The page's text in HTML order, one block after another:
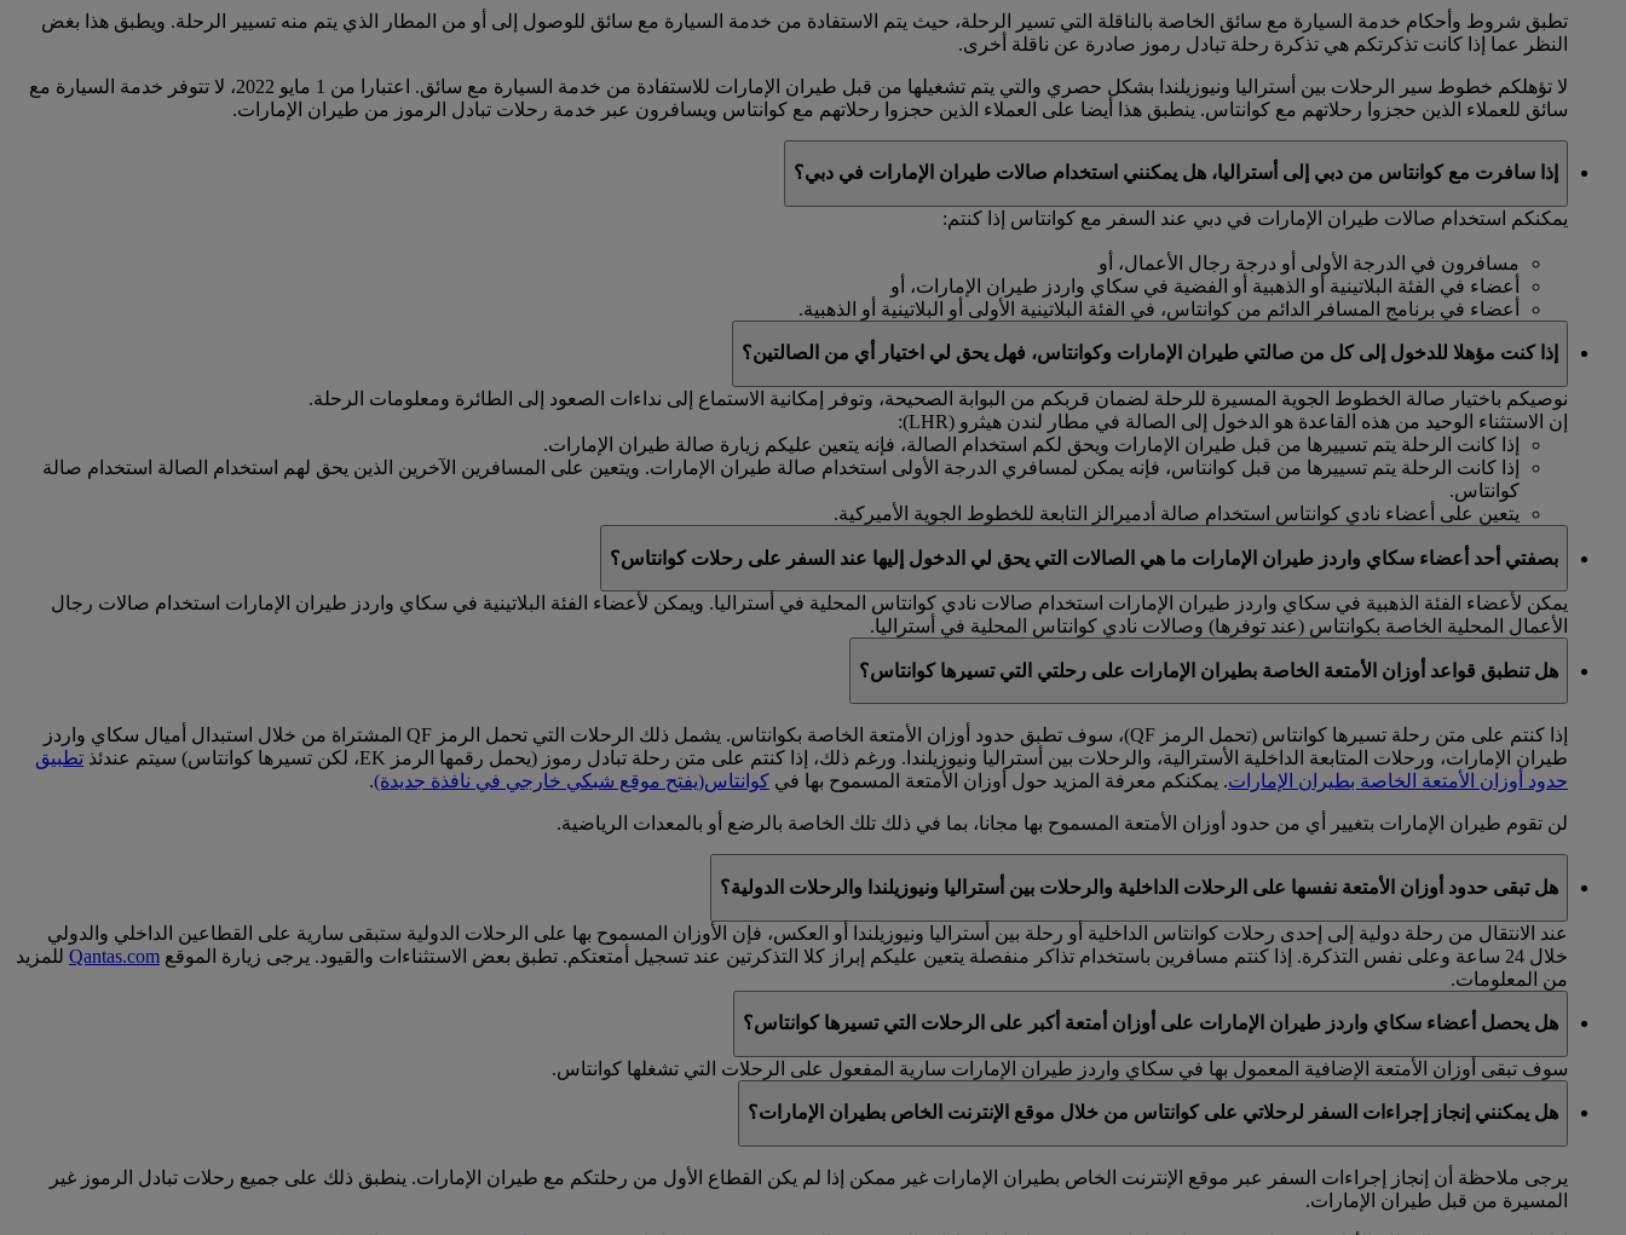
تطبق شروط وأحكام خدمة السيارة مع سائق الخاصة بالناقلة التي تسير الرحلة، حيث يتم الاستفادة من خدمة السيارة مع سائق للوصول إلى أو من المطار الذي يتم منه تسيير الرحلة. ويطبق هذا بغض
النظر عما إذا كانت تذكرتكم هي تذكرة رحلة تبادل رموز صادرة عن ناقلة أخرى.
لا تؤهلكم خطوط سير الرحلات بين أستراليا ونيوزيلندا بشكل حصري والتي يتم تشغيلها من قبل طيران الإمارات للاستفادة من خدمة السيارة مع سائق. اعتبارا من 1 مايو 2022، لا تتوفر خدمة السيارة مع
سائق للعملاء الذين حجزوا رحلاتهم مع كوانتاس. ينطبق هذا أيضا على العملاء الذين حجزوا رحلاتهم مع كوانتاس ويسافرون عبر خدمة رحلات تبادل الرموز من طيران الإمارات.
إذا سافرت مع كوانتاس من دبي إلى أستراليا، هل يمكنني استخدام صالات طيران الإمارات في دبي؟
يمكنكم استخدام صالات طيران الإمارات في دبي عند السفر مع كوانتاس إذا كنتم:
مسافرون في الدرجة الأولى أو درجة رجال الأعمال، أو
أعضاء في الفئة البلاتينية أو الذهبية أو الفضية في سكاي واردز طيران الإمارات، أو
أعضاء في برنامج المسافر الدائم من كوانتاس، في الفئة البلاتينية الأولى أو البلاتينية أو الذهبية.
إذا كنت مؤهلا للدخول إلى كل من صالتي طيران الإمارات وكوانتاس، فهل يحق لي اختيار أي من الصالتين؟
نوصيكم باختيار صالة الخطوط الجوية المسيرة للرحلة لضمان قربكم من البوابة الصحيحة، وتوفر إمكانية الاستماع إلى نداءات الصعود إلى الطائرة ومعلومات الرحلة.
إن الاستثناء الوحيد من هذه القاعدة هو الدخول إلى الصالة في مطار لندن هيثرو (LHR):
إذا كانت الرحلة يتم تسييرها من قبل طيران الإمارات ويحق لكم استخدام الصالة، فإنه يتعين عليكم زيارة صالة طيران الإمارات.
إذا كانت الرحلة يتم تسييرها من قبل كوانتاس، فإنه يمكن لمسافري الدرجة الأولى استخدام صالة طيران الإمارات. ويتعين على المسافرين الآخرين الذين يحق لهم استخدام الصالة استخدام صالة
كوانتاس.
يتعين على أعضاء نادي كوانتاس استخدام صالة أدميرالز التابعة للخطوط الجوية الأميركية.
بصفتي أحد أعضاء سكاي واردز طيران الإمارات ما هي الصالات التي يحق لي الدخول إليها عند السفر على رحلات كوانتاس؟
يمكن لأعضاء الفئة الذهبية في سكاي واردز طيران الإمارات استخدام صالات نادي كوانتاس المحلية في أستراليا. ويمكن لأعضاء الفئة البلاتينية في سكاي واردز طيران الإمارات استخدام صالات رجال
الأعمال المحلية الخاصة بكوانتاس (عند توفرها) وصالات نادي كوانتاس المحلية في أستراليا.
هل تنطبق قواعد أوزان الأمتعة الخاصة بطيران الإمارات على رحلتي التي تسيرها كوانتاس؟
إذا كنتم على متن رحلة تسيرها كوانتاس (تحمل الرمز QF)، سوف تطبق حدود أوزان الأمتعة الخاصة بكوانتاس. يشمل ذلك الرحلات التي تحمل الرمز QF المشتراة من خلال استبدال أميال سكاي واردز
طيران الإمارات، ورحلات المتابعة الداخلية الأسترالية، والرحلات بين أستراليا ونيوزيلندا. ورغم ذلك، إذا كنتم على متن رحلة تبادل رموز (يحمل رقمها الرمز EK، لكن تسيرها كوانتاس) سيتم عندئذ
تطبيق
حدود أوزان الأمتعة الخاصة بطيران الإمارات. يمكنكم معرفة المزيد حول أوزان الأمتعة المسموح بها في كوانتاس(يفتح موقع شبكي خارجي في نافذة جديدة).
لن تقوم طيران الإمارات بتغيير أي من حدود أوزان الأمتعة المسموح بها مجانا، بما في ذلك تلك الخاصة بالرضع أو بالمعدات الرياضية.
هل تبقى حدود أوزان الأمتعة نفسها على الرحلات الداخلية والرحلات بين أستراليا ونيوزيلندا والرحلات الدولية؟
عند الانتقال من رحلة دولية إلى إحدى رحلات كوانتاس الداخلية أو رحلة بين أستراليا ونيوزيلندا أو العكس، فإن الأوزان المسموح بها على الرحلات الدولية ستبقى سارية على القطاعين الداخلي والدولي
خلال 24 ساعة وعلى نفس التذكرة. إذا كنتم مسافرين باستخدام تذاكر منفصلة يتعين عليكم إبراز كلا التذكرتين عند تسجيل أمتعتكم. تطبق بعض الاستثناءات والقيود. يرجى زيارة الموقع
Qantas.com للمزيد
من المعلومات.
هل يحصل أعضاء سكاي واردز طيران الإمارات على أوزان أمتعة أكبر على الرحلات التي تسيرها كوانتاس؟
سوف تبقى أوزان الأمتعة الإضافية المعمول بها في سكاي واردز طيران الإمارات سارية المفعول على الرحلات التي تشغلها كوانتاس.
هل يمكنني إنجاز إجراءات السفر لرحلاتي على كوانتاس من خلال موقع الإنترنت الخاص بطيران الإمارات؟
يرجى ملاحظة أن إنجاز إجراءات السفر عبر موقع الإنترنت الخاص بطيران الإمارات غير ممكن إذا لم يكن القطاع الأول من رحلتكم مع طيران الإمارات. ينطبق ذلك على جميع رحلات تبادل الرموز غير
المسيرة من قبل طيران الإمارات.